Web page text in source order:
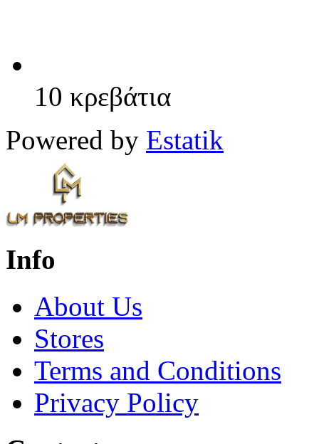
10 κρεβάτια
Powered by Estatik
Info
About Us
Stores
Terms and Conditions
Privacy Policy